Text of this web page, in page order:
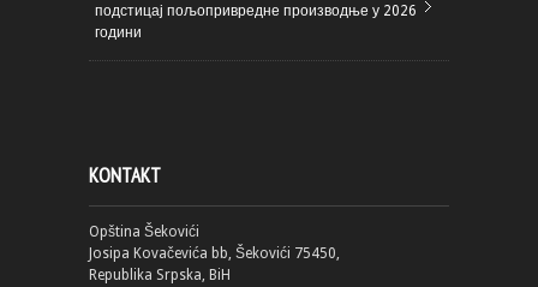
подстицај пољопривредне производње у 2026
години
KONTAKT
Opština Šekovići
Josipa Kovačevića bb, Šekovići 75450,
Republika Srpska, BiH